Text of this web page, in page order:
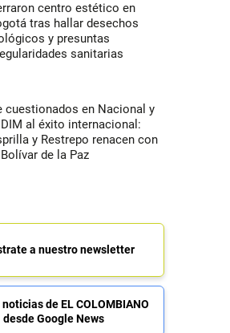
centro estético en
tras hallar desechos
y presuntas
sanitarias
cuestionados en Nacional y
al éxito internacional:
y Restrepo renacen con
de la Paz
a nuestro newsletter
de EL COLOMBIANO
desde Google News